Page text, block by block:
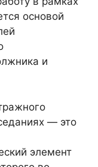
основой
и
— это
элемент